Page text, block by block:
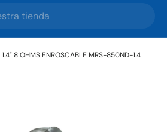
1.4" 8 OHMS ENROSCABLE MRS-850ND-1.4